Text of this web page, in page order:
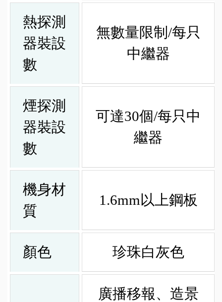
熱探測
器裝設
數
無數量限制/每只
中繼器
煙探測
器裝設
數
可達30個/每只中
繼器
機身材
質
1.6mm以上鋼板
顏色 珍珠白灰色
廣播移報、造景